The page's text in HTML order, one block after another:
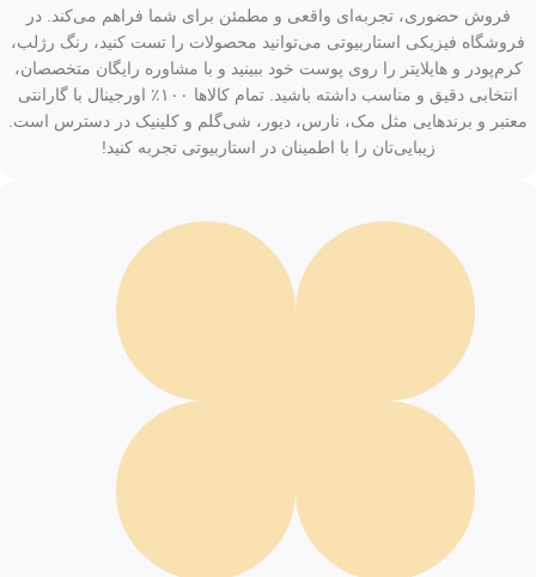
فروش حضوری، تجربه‌ای واقعی و مطمئن برای شما فراهم می‌کند. در
فروشگاه فیزیکی استاربیوتی می‌توانید محصولات را تست کنید، رنگ رژلب،
کرم‌پودر و هایلایتر را روی پوست خود ببینید و با مشاوره رایگان متخصصان،
انتخابی دقیق و مناسب داشته باشید. تمام کالاها ۱۰۰٪ اورجینال با گارانتی
معتبر و برندهایی مثل مک، نارس، دیور، شی‌گلم و کلینیک در دسترس است.
زیبایی‌تان را با اطمینان در استاربیوتی تجربه کنید!